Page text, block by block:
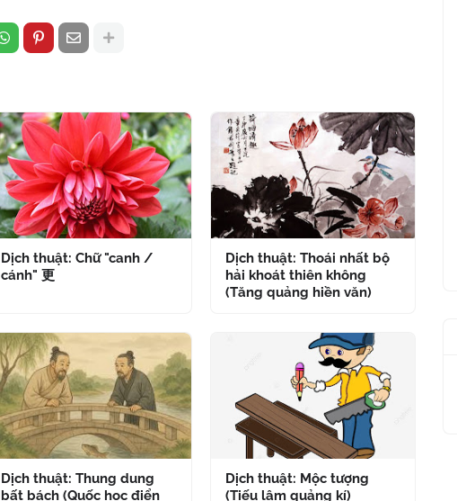
Dịch thuật: Chữ "canh /
cánh" 更
Dịch thuật: Thoái nhất bộ
hải khoát thiên không
(Tăng quảng hiền văn)
Dịch thuật: Thung dung
bất bách (Quốc học điển
Dịch thuật: Mộc tượng
(Tiếu lâm quảng kí)